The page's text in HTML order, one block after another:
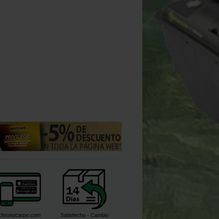
Comprar
Satisfecho - Cambio